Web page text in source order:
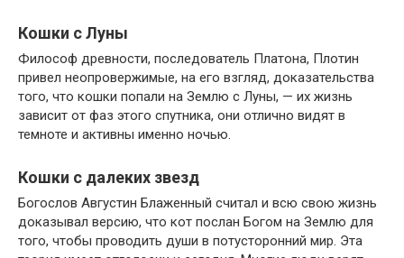
Кошки с Луны
Философ древности, последователь Платона, Плотин
привел неопровержимые, на его взгляд, доказательства
того, что кошки попали на Землю с Луны, — их жизнь
зависит от фаз этого спутника, они отлично видят в
темноте и активны именно ночью.
Кошки с далеких звезд
Богослов Августин Блаженный считал и всю свою жизнь
доказывал версию, что кот послан Богом на Землю для
того, чтобы проводить души в потусторонний мир. Эта